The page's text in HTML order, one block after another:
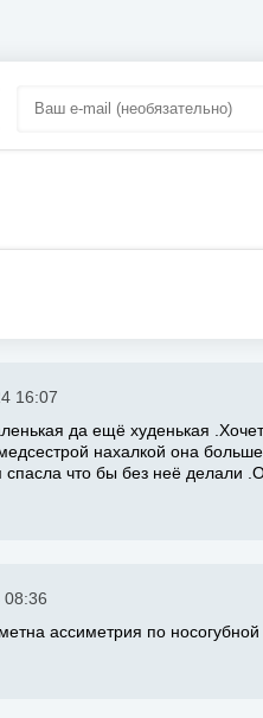
16:07
да ещё худенькая
нахалкой она
что бы без неё делали
08:36
ассиметрия по носогубной